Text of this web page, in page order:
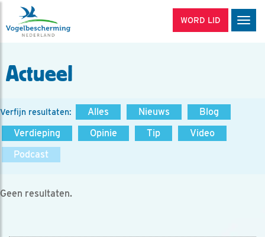
WORD LID
Actueel
Verfijn resultaten: Alles Nieuws
Blog
Verdieping
Opinie Tip
Video
Podcast
Geen resultaten.